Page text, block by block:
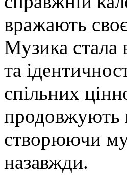
вражають
Музика стала
та
спільних
продовжують
створюючи
назавжди.